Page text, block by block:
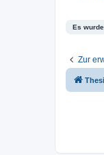
Es
Zur